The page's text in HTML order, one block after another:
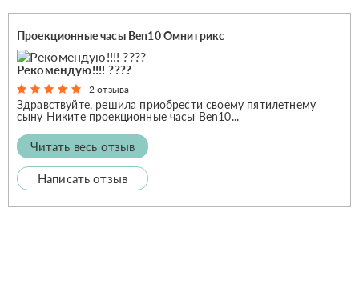
Проекционные часы Ben10 Омнитрикс
Рекомендую!!!! ????
2 отзыва
Здравствуйте, решила приобрести своему пятилетнему
сыну Никите проекционные часы Ben10...
Читать весь отзыв
Написать отзыв